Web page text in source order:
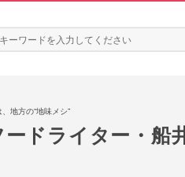
地方の“地味メシ”
ドライター・船